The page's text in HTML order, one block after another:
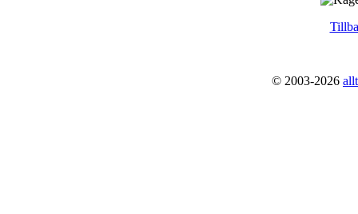
© 2003-2026